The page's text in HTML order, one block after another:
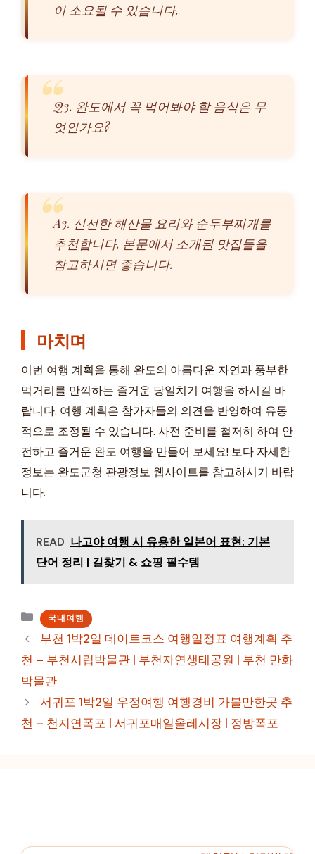
이 소요될 수 있습니다.
Q3. 완도에서 꼭 먹어봐야 할 음식은 무
엇인가요?
A3. 신선한 해산물 요리와 순두부찌개를
추천합니다. 본문에서 소개된 맛집들을
참고하시면 좋습니다.
마치며
이번 여행 계획을 통해 완도의 아름다운 자연과 풍부한
먹거리를 만끽하는 즐거운 당일치기 여행을 하시길 바
랍니다. 여행 계획은 참가자들의 의견을 반영하여 유동
적으로 조정될 수 있습니다. 사전 준비를 철저히 하여 안
전하고 즐거운 완도 여행을 만들어 보세요! 보다 자세한
정보는 완도군청 관광정보 웹사이트를 참고하시기 바랍
니다.
READ 나고야 여행 시 유용한 일본어 표현: 기본
단어 정리 | 길찾기 & 쇼핑 필수템
카
테
고
리
국내여행
부천 1박2일 데이트코스 여행일정표 여행계획 추
천 – 부천시립박물관 | 부천자연생태공원 | 부천 만화
박물관
서귀포 1박2일 우정여행 여행경비 가볼만한곳 추
천 – 천지연폭포 | 서귀포매일올레시장 | 정방폭포